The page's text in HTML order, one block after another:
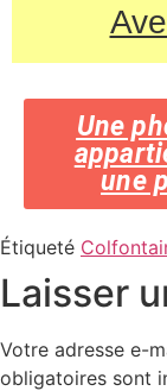
Une
une
Étiqueté
Laisser
Votre adresse e-
obligatoires sont